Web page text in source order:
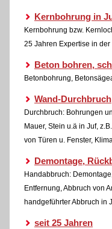
Kernbohrung in
Kernbohrung bzw.
25 Jahren Expertise in der
Beton bohren,
Betonbohrung,
Wand-Durchbruch
Durchbruch: Bohrungen
Mauer, Stein u.ä in Juf,
von Türen u. Fenster,
Demontage,
Handabbruch:
Entfernung, Abbruch von
handgeführter Abbruch in
seit 25 Jahren